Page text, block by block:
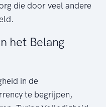
die door veel andere
het Belang
in de
te begrijpen,